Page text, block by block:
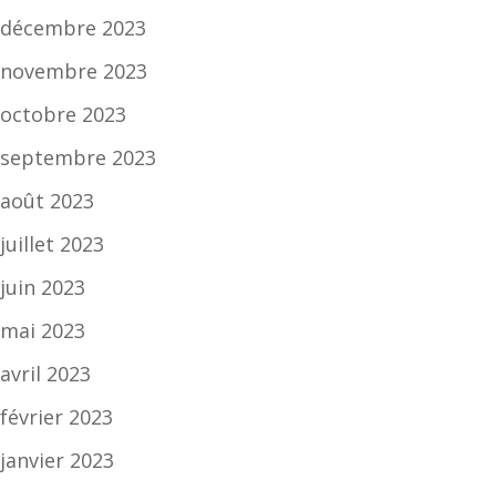
décembre 2023
novembre 2023
octobre 2023
septembre 2023
août 2023
juillet 2023
juin 2023
mai 2023
avril 2023
février 2023
janvier 2023